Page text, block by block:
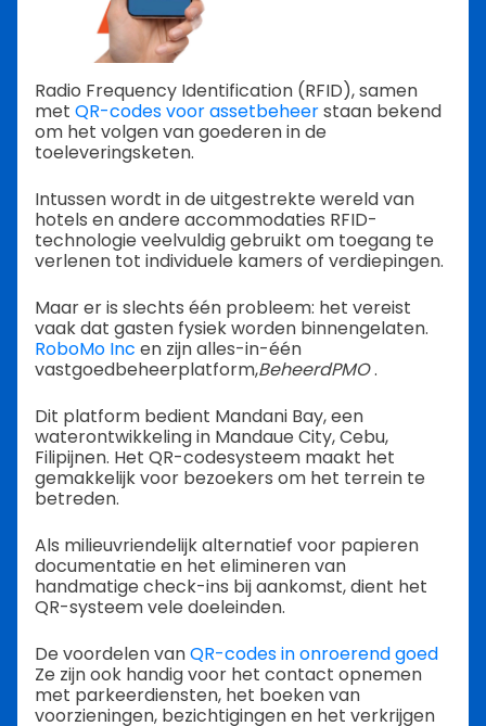
Radio Frequency Identification (RFID), samen
met QR-codes voor assetbeheerstaan bekend
om het volgen van goederen in de
toeleveringsketen.
Intussen wordt in de uitgestrekte wereld van
hotels en andere accommodaties RFID-
technologie veelvuldig gebruikt om toegang te
verlenen tot individuele kamers of verdiepingen.
Maar er is slechts één probleem: het vereist
vaak dat gasten fysiek worden binnengelaten.
RoboMo Inc en zijn alles-in-één
vastgoedbeheerplatform,BeheerdPMO.
Dit platform bedient Mandani Bay, een
waterontwikkeling in Mandaue City, Cebu,
Filipijnen. Het QR-codesysteem maakt het
gemakkelijk voor bezoekers om het terrein te
betreden.
Als milieuvriendelijk alternatief voor papieren
documentatie en het elimineren van
handmatige check-ins bij aankomst, dient het
QR-systeem vele doeleinden.
De voordelen vanQR-codes in onroerend goed
Ze zijn ook handig voor het contact opnemen
met parkeerdiensten, het boeken van
voorzieningen, bezichtigingen en het verkrijgen